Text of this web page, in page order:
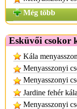
Még több
Esküvői csokor
Kála
Menyasszonyi
Menyasszonyi
Jardine fehér
Menyasszonyi